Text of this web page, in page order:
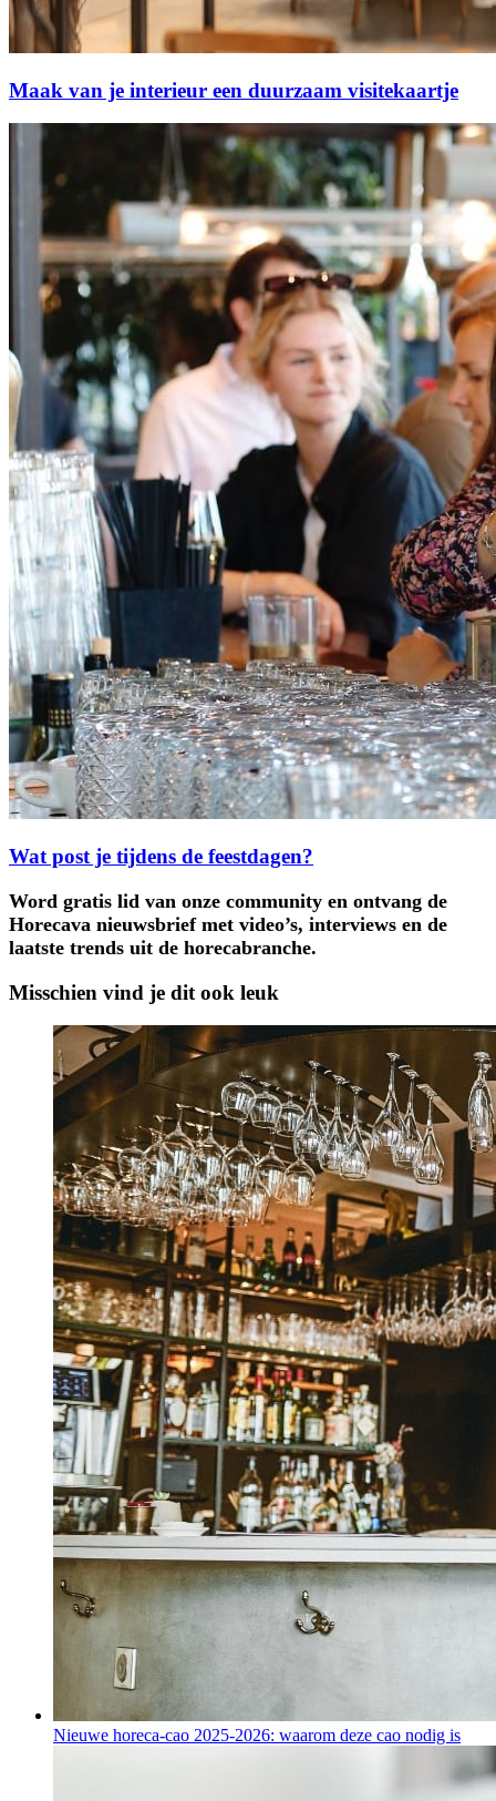
Maak van je interieur een duurzaam visitekaartje
Wat post je tijdens de feestdagen?
Word gratis lid van onze community en ontvang de
Horecava nieuwsbrief met video’s, interviews en de
laatste trends uit de horecabranche.
Misschien vind je dit ook leuk
Nieuwe horeca-cao 2025-2026: waarom deze cao nodig is